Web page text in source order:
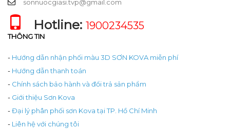
sonnuocgiasi.tvp@gmail.com
Hotline: 1900234535
THÔNG TIN
- Hướng dẫn nhận phối màu 3D SƠN KOVA miễn phí
- Hướng dẫn thanh toán
- Chính sách bảo hành và đổi trả sản phẩm
- Giới thiệu Sơn Kova
-Đại lý phân phối sơn Kova tại TP. Hồ Chí Minh
- Liên hệ với chúng tôi